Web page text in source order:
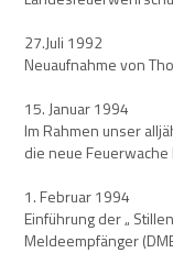
27.Juli 1992
Neuaufnahme von
15. Januar 1994
Im Rahmen unser
die neue
1. Februar 1994
Einführung der „
Meldeempfänger